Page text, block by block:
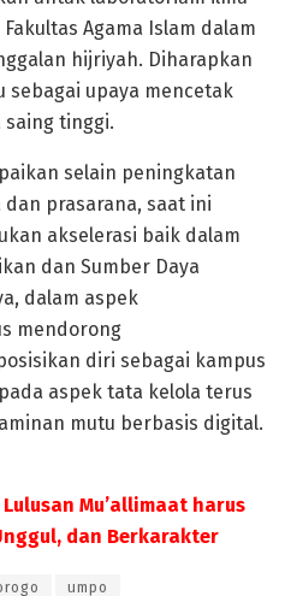
Agama Islam dalam
hijriyah. Diharapkan
sebagai upaya mencetak
saing tinggi.
selain peningkatan
prasarana, saat ini
akselerasi baik dalam
dan Sumber Daya
dalam aspek
mendorong
diri sebagai kampus
aspek tata kelola terus
mutu berbasis digital.
Mu’allimaat harus
dan Berkarakter
umpo